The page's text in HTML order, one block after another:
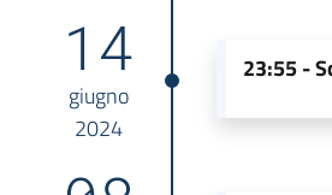
14
giugno
2024
23:55 -